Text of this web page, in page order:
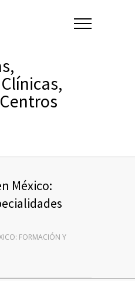
México:
FORMACIÓN Y